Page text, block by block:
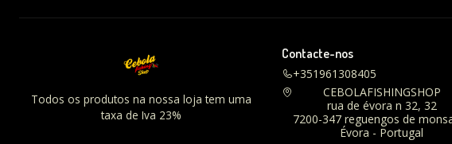
Todos os produtos na nossa loja tem uma
taxa de Iva 23%
Contacte-nos
+351961308405
CEBOLAFISHINGSHOP
rua de évora n 32, 32
7200-347 reguengos de
Évora - Portugal